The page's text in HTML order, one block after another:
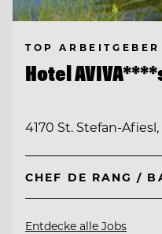
TOP ARBEITGEBER
Hotel
4170 St. Stefan-
CHEF
Entdecke alle Jobs